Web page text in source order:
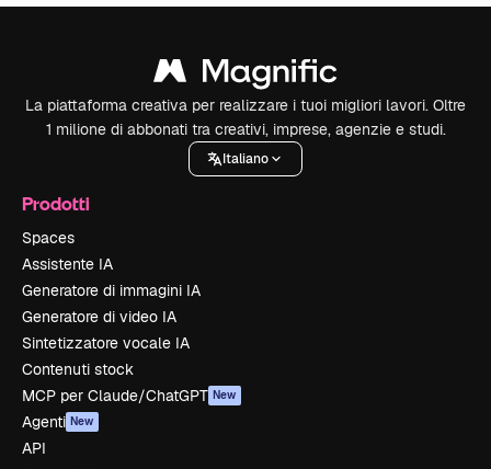
La piattaforma creativa per realizzare i tuoi migliori lavori. Oltre
1 milione di abbonati tra creativi, imprese, agenzie e studi.
Italiano
Prodotti
Spaces
Assistente IA
Generatore di immagini IA
Generatore di video IA
Sintetizzatore vocale IA
Contenuti stock
MCP per Claude/ChatGPT New
Agenti New
API